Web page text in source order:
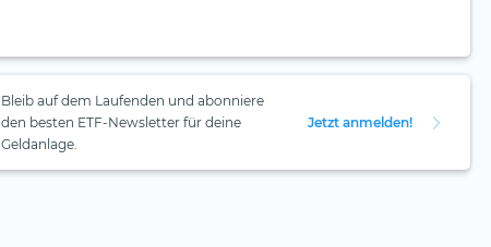
Bleib auf dem Laufenden und abonniere
den besten ETF-Newsletter für deine
Geldanlage.
Jetzt anmelden!